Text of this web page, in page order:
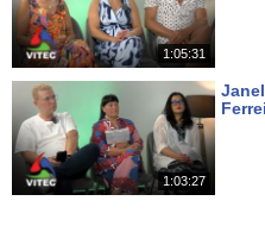
1:05:31
1:03:27